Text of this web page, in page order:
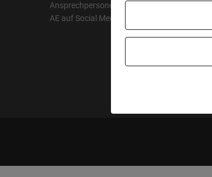
Ansprechpersonen
AE auf Social Media